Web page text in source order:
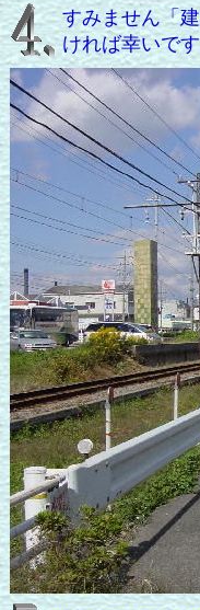
すみません「
ければ幸いで